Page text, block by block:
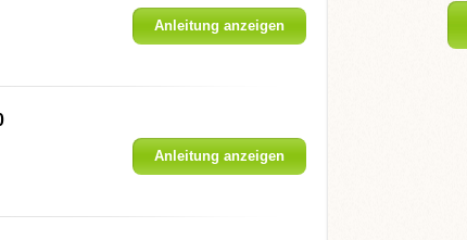
Anleitung anzeigen
Anleitung anzeigen